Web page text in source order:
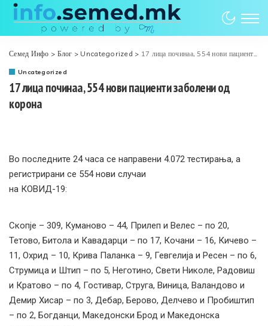
Семед Инфо > Блог > Uncategorized > 17 лица починаа, 554 нови пациенти заболени од корона
Uncategorized
17 лица починаа, 554 нови пациенти заболени од
корона
Во последните 24 часа се направени 4.072 тестирања, а
регистрирани се 554 нови случаи
на КОВИД-19:
Скопје – 309, Куманово – 44, Прилеп и Велес – по 20,
Тетово, Битола и Кавадарци – по 17, Кочани – 16, Кичево –
11, Охрид – 10, Крива Паланка – 9, Гевгелија и Ресен – по 6,
Струмица и Штип – по 5, Неготино, Свети Николе, Радовиш
и Кратово – по 4, Гостивар, Струга, Виница, Валандово и
Демир Хисар – по 3, Дебар, Берово, Делчево и Пробиштип
– по 2, Богданци, Македонски Брод и Македонска